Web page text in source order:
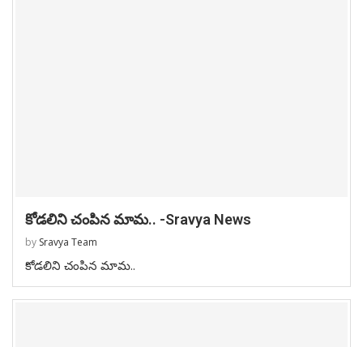
కోడలిని చంపిన మామ.. -Sravya News
by Sravya Team
కోడలిని చంపిన మామ..